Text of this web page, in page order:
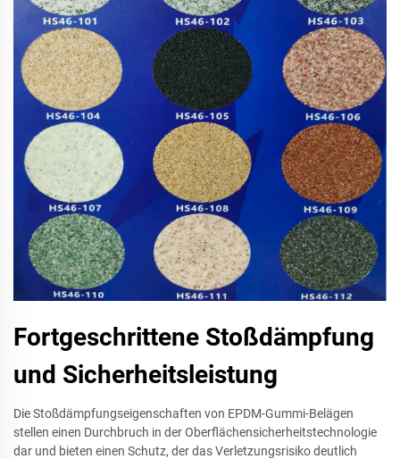
Fortgeschrittene Stoßdämpfung
und Sicherheitsleistung
Die Stoßdämpfungseigenschaften von EPDM-Gummi-Belägen
stellen einen Durchbruch in der Oberflächensicherheitstechnologie
dar und bieten einen Schutz, der das Verletzungsrisiko deutlich